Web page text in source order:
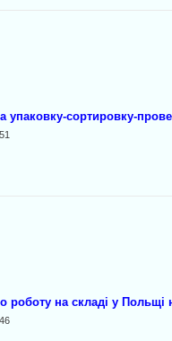
упаковку-сортировку-
роботу на складі у Польщі